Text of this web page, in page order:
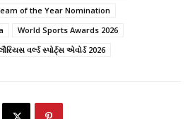
of the Year Nomination
World Sports Awards 2026
વર્લ્ડ સ્પોર્ટ્સ એવોર્ડ 2026